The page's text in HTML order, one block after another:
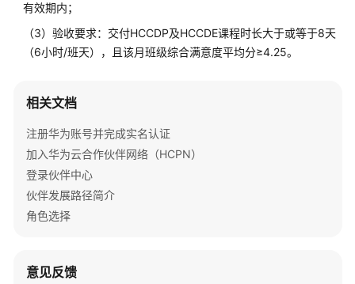
语
解
释
入
为
云
合
伙
伴
（HCPN）
有效期内；
（3）验收要求：交付HCCDP及HCCDE课程时长大于或等于8天
（6小时/班天），且该月班级综合满意度平均分≥4.25。
相关文档
注册华为账号并完成实名认证
加入华为云合作伙伴网络（HCPN）
登录伙伴中心
伙伴发展路径简介
角色选择
意见反馈